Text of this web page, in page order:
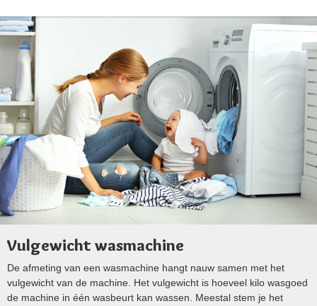
Vulgewicht wasmachine
De afmeting van een wasmachine hangt nauw samen met het
vulgewicht van de machine. Het vulgewicht is hoeveel kilo wasgoed
de machine in één wasbeurt kan wassen. Meestal stem je het